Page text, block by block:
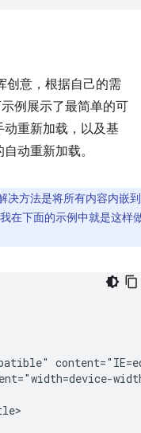
创意，根据自己的需
例展示了最简单的可
重新加载，以及基
动重新加载。
决方法是将所有内容内嵌
在下面的示例中就是这样